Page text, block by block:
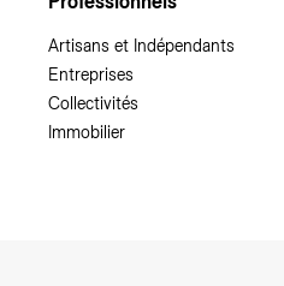
Artisans et Indépendants
Entreprises
Collectivités
Immobilier